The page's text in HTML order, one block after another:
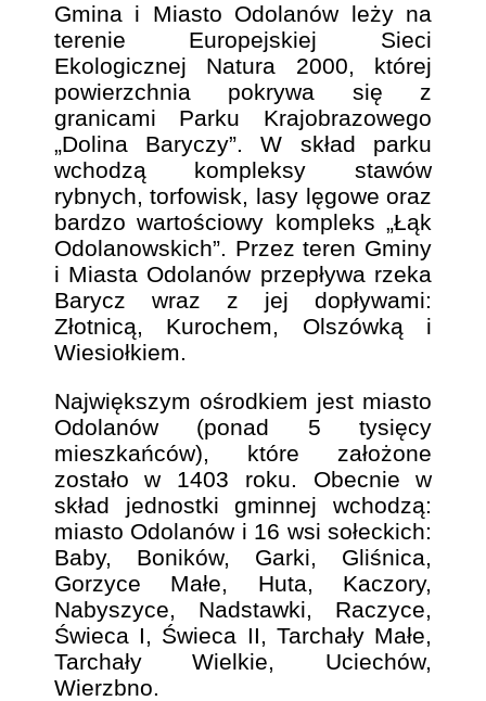
Gmina i Miasto Odolanów leży na
terenie Europejskiej Sieci
Ekologicznej Natura 2000, której
powierzchnia pokrywa się z
granicami Parku Krajobrazowego
„Dolina Baryczy”. W skład parku
wchodzą kompleksy stawów
rybnych, torfowisk, lasy lęgowe oraz
bardzo wartościowy kompleks „Łąk
Odolanowskich”. Przez teren Gminy
i Miasta Odolanów przepływa rzeka
Barycz wraz z jej dopływami:
Złotnicą, Kurochem, Olszówką i
Wiesiołkiem.
Największym ośrodkiem jest miasto
Odolanów (ponad 5 tysięcy
mieszkańców), które założone
zostało w 1403 roku. Obecnie w
skład jednostki gminnej wchodzą:
miasto Odolanów i 16 wsi sołeckich:
Baby, Boników, Garki, Gliśnica,
Gorzyce Małe, Huta, Kaczory,
Nabyszyce, Nadstawki, Raczyce,
Świeca I, Świeca II, Tarchały Małe,
Tarchały Wielkie, Uciechów,
Wierzbno.